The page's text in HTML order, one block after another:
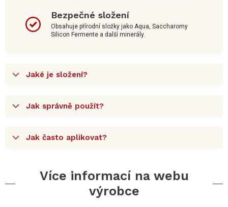
Bezpečné složení
Obsahuje přírodní složky jako Aqua, Saccharomy
Silicon Fermente a další minerály.
Jaké je složení?
Jak správně použít?
Jak často aplikovat?
Více informací na webu
výrobce